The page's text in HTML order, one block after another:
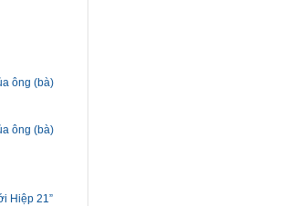
ông (bà)
ông (bà)
Hiệp 21”